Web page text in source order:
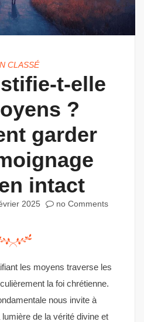
CLASSÉ
t-elle
?
garder
intact
2025 no Comments
les moyens traverse les
la foi chrétienne.
nous invite à
de la vérité divine et